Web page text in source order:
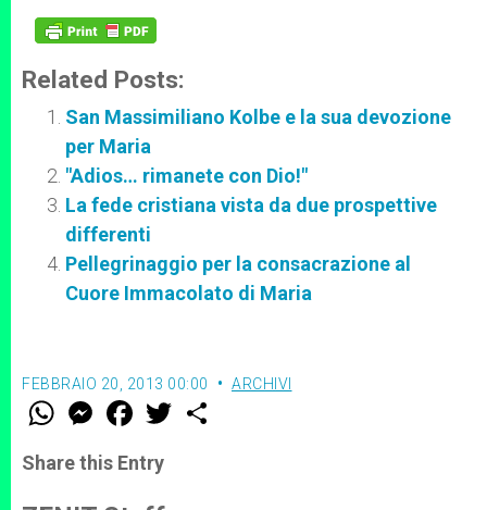
Related Posts:
San Massimiliano Kolbe e la sua devozione
per Maria
"Adios… rimanete con Dio!"
La fede cristiana vista da due prospettive
differenti
Pellegrinaggio per la consacrazione al
Cuore Immacolato di Maria
FEBBRAIO 20, 2013 00:00 ARCHIVI
W
t
s
M
e
s
e
F
a
e
b
w
Share this Entry